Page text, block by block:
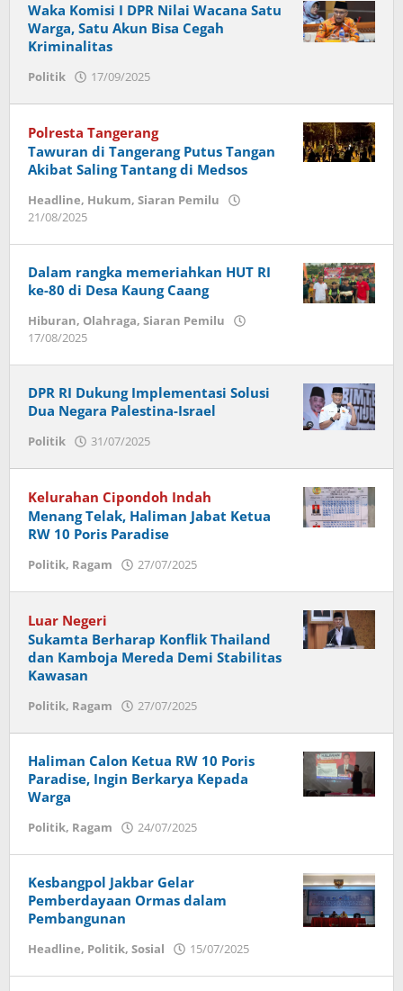
Waka Komisi I DPR Nilai Wacana Satu
Warga, Satu Akun Bisa Cegah
Kriminalitas
Politik 17/09/2025
Polresta Tangerang
Tawuran di Tangerang Putus Tangan
Akibat Saling Tantang di Medsos
Headline, Hukum, Siaran Pemilu
21/08/2025
Dalam rangka memeriahkan HUT RI
ke-80 di Desa Kaung Caang
Hiburan, Olahraga, Siaran Pemilu
17/08/2025
DPR RI Dukung Implementasi Solusi
Dua Negara Palestina-Israel
Politik 31/07/2025
Kelurahan Cipondoh Indah
Menang Telak, Haliman Jabat Ketua
RW 10 Poris Paradise
Politik, Ragam 27/07/2025
Luar Negeri
Sukamta Berharap Konflik Thailand
dan Kamboja Mereda Demi Stabilitas
Kawasan
Politik, Ragam 27/07/2025
Haliman Calon Ketua RW 10 Poris
Paradise, Ingin Berkarya Kepada
Warga
Politik, Ragam 24/07/2025
Kesbangpol Jakbar Gelar
Pemberdayaan Ormas dalam
Pembangunan
Headline, Politik, Sosial 15/07/2025